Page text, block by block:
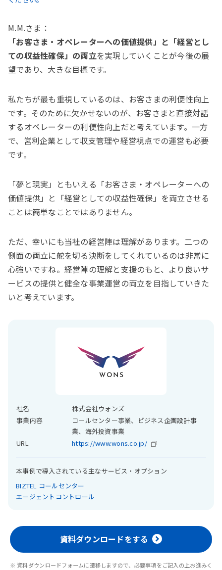
M.M.さま：
「お客さま・オペレーターへの価値提供」と「経営とし
ての収益性確保」の両立を実現していくことが今後の展
望であり、大きな目標です。
私たちが最も重視しているのは、お客さまの利便性向上
です。そのために欠かせないのが、お客さまと直接対話
するオペレーターの利便性向上だと考えています。一方
で、営利企業として収支管理や経営視点での運営も必要
です。
「夢と現実」ともいえる「お客さま・オペレーターへの
価値提供」と「経営としての収益性確保」を両立させる
ことは簡単なことではありません。
ただ、幸いにも当社の経営陣は理解があります。二つの
側面の両立に舵を切る決断をしてくれているのは非常に
心強いですね。経営陣の理解と支援のもと、より良いサ
ービスの提供と健全な事業運営の両立を目指していきた
いと考えています。
社名
株式会社ウォンズ
事業内容
コールセンター事業、ビジネス企画設計事
業、海外投資事業
URL
https://www.wons.co.jp/
本事例で導入されている主なサービス・オプション
BIZTEL コールセンター
エージェントコントロール
資料ダウンロードをする
※ 資料ダウンロードフォームに遷移しますので、必要事項をご記入の上お進みく